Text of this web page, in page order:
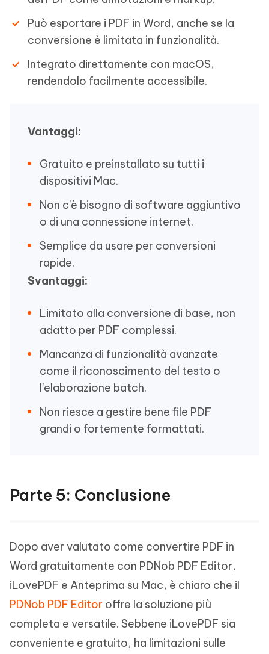
Può esportare i PDF in Word, anche se la
conversione è limitata in funzionalità.
Integrato direttamente con macOS,
rendendolo facilmente accessibile.
Vantaggi:
Gratuito e preinstallato su tutti i
dispositivi Mac.
Non c'è bisogno di software aggiuntivo
o di una connessione internet.
Semplice da usare per conversioni
rapide.
Svantaggi:
Limitato alla conversione di base, non
adatto per PDF complessi.
Mancanza di funzionalità avanzate
come il riconoscimento del testo o
l'elaborazione batch.
Non riesce a gestire bene file PDF
grandi o fortemente formattati.
Parte 5: Conclusione
Dopo aver valutato come convertire PDF in
Word gratuitamente con PDNob PDF Editor,
iLovePDF e Anteprima su Mac, è chiaro che il
PDNob PDF Editor offre la soluzione più
completa e versatile. Sebbene iLovePDF sia
conveniente e gratuito, ha limitazioni sulle